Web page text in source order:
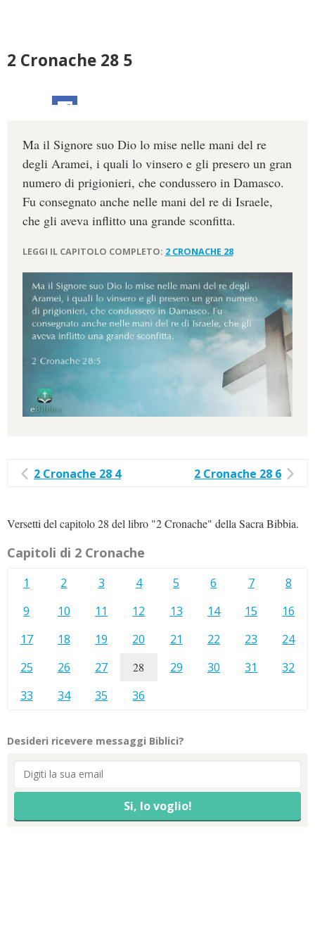
2 Cronache 28 5
Ma il Signore suo Dio lo mise nelle mani del re
degli Aramei, i quali lo vinsero e gli presero un gran
numero di prigionieri, che condussero in Damasco.
Fu consegnato anche nelle mani del re di Israele,
che gli aveva inflitto una grande sconfitta.
LEGGI IL CAPITOLO COMPLETO: 2 CRONACHE 28
2 Cronache 28 4 2 Cronache 28 6
Versetti del capitolo 28 del libro "2 Cronache" della Sacra Bibbia.
Capitoli di 2 Cronache
1 2 3 4 5 6 7
8
9
10 11 12 13 14 15
16
17
18 19 20 21 22 23
24
25
26 27 28 29 30 31
32
33
34 35 36
Desideri ricevere messaggi Biblici?